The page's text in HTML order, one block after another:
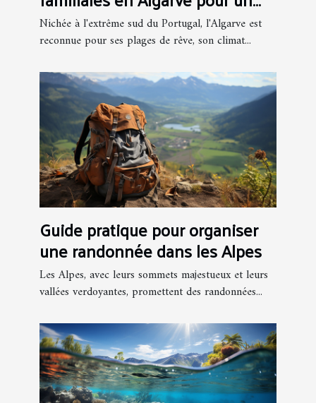
séjour inoubliable
Nichée à l'extrême sud du Portugal, l'Algarve est
reconnue pour ses plages de rêve, son climat...
Guide pratique pour organiser
une randonnée dans les Alpes
Les Alpes, avec leurs sommets majestueux et leurs
vallées verdoyantes, promettent des randonnées...